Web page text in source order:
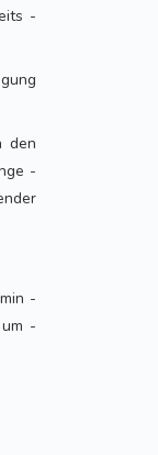
-
den
-
-
-